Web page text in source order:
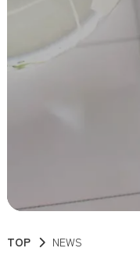
TOP NEWS